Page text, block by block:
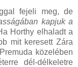
fejeli meg, de
kapjuk a
Horthy elhaladt a
mit keresett Zára
közelében
dél-délkeletre